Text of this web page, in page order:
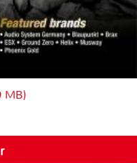
MB)